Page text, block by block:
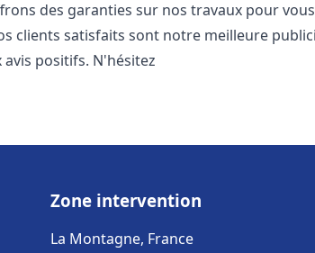
des garanties sur nos travaux pour
clients satisfaits sont notre meilleure
positifs. N'hésitez
Zone intervention
La Montagne, France